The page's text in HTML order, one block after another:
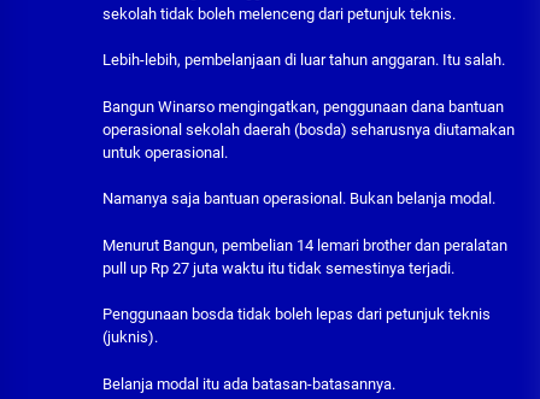
sekolah tidak boleh melenceng dari petunjuk teknis.
Lebih-lebih, pembelanjaan di luar tahun anggaran. Itu salah.
Bangun Winarso mengingatkan, penggunaan dana bantuan
operasional sekolah daerah (bosda) seharusnya diutamakan
untuk operasional.
Namanya saja bantuan operasional. Bukan belanja modal.
Menurut Bangun, pembelian 14 lemari brother dan peralatan
pull up Rp 27 juta waktu itu tidak semestinya terjadi.
Penggunaan bosda tidak boleh lepas dari petunjuk teknis
(juknis).
Belanja modal itu ada batasan-batasannya.